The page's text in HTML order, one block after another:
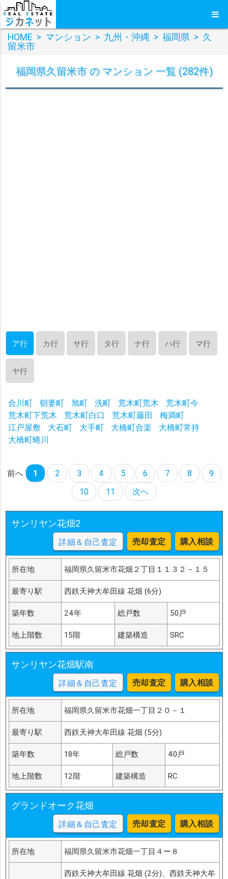
HOME > マンション > 九州・沖縄 > 福岡県 > 久
留米市
福岡県久留米市 の マンション 一覧 (282件)
ア行 カ行 サ行 タ行 ナ行 ハ行 マ行
ヤ行
合川町 朝妻町 旭町 洗町 荒木町荒木
荒木町今
荒木町下荒木
荒木町白口 荒木町藤田
梅満町
江戸屋敷
大石町 大手町 大橋町合楽
大橋町常持
大橋町蜷川
前へ 1 2 3 4 5 6 7 8
9
10
11 次へ
サンリヤン花畑2
詳細＆自己査定 売却査定 購入相談
所在地 福岡県久留米市花畑２丁目１１３２－１５
最寄り駅 西鉄天神大牟田線 花畑 (6分)
築年数 24年 総戸数 50戸
地上階数 15階 建築構造 SRC
サンリヤン花畑駅南
詳細＆自己査定 売却査定 購入相談
所在地 福岡県久留米市花畑一丁目２０－１
最寄り駅 西鉄天神大牟田線 花畑 (5分)
築年数 18年 総戸数 40戸
地上階数 12階 建築構造 RC
グランドオーク花畑
詳細＆自己査定 売却査定 購入相談
所在地 福岡県久留米市花畑一丁目４ー８
西鉄天神大牟田線 花畑 (2分)、西鉄天神大牟